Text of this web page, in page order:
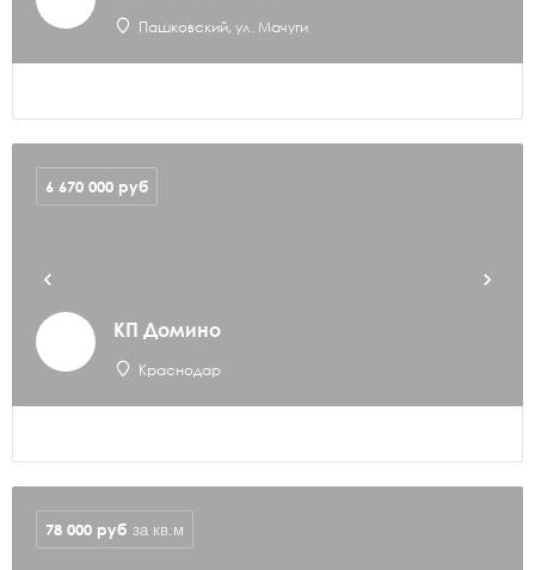
Пашковский, ул. Мачуги
КП Домино
Краснодар
6 670 000 руб
78 000 руб за кв.м